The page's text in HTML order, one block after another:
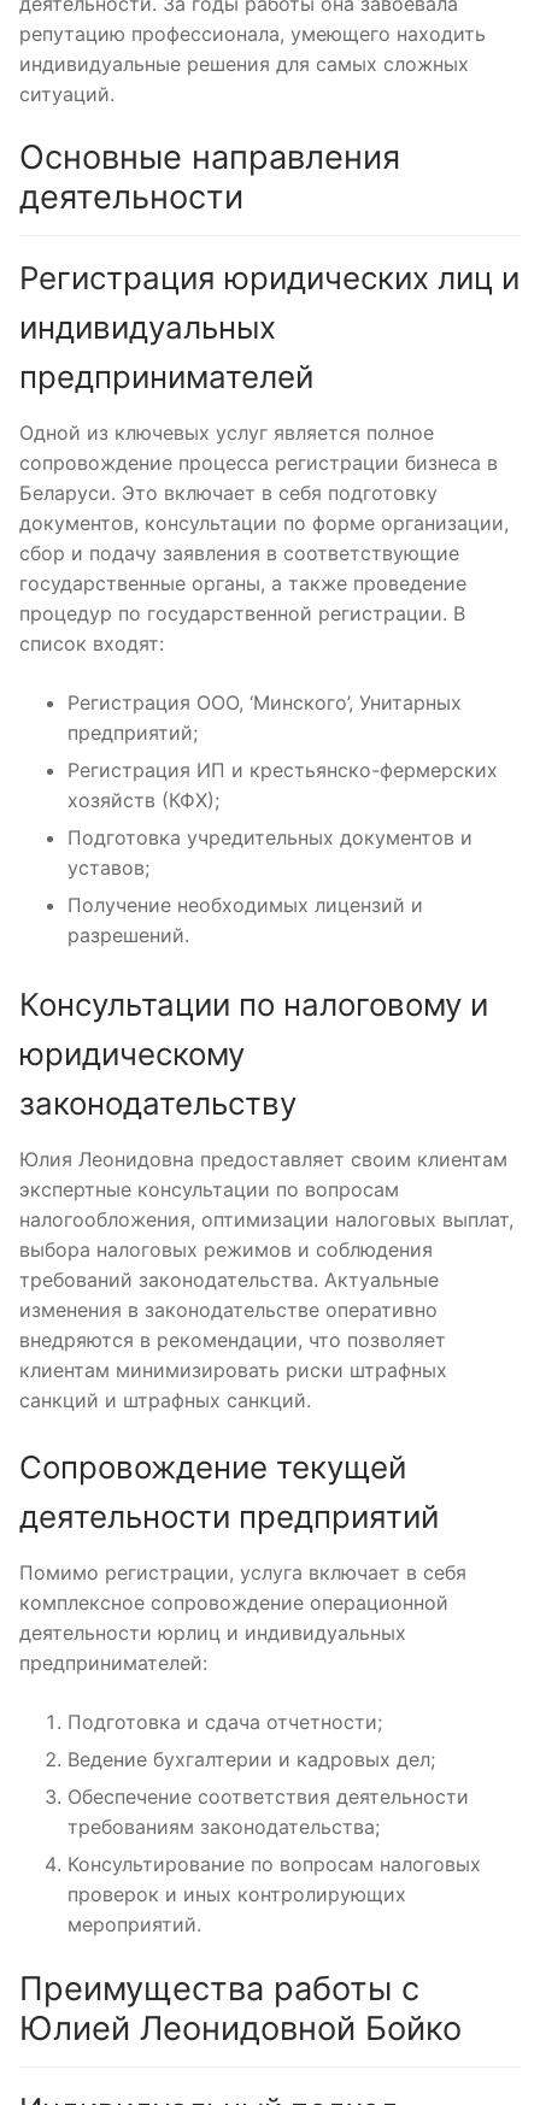
репутацию профессионала, умеющего находить
индивидуальные решения для самых сложных
ситуаций.
Основные направления
деятельности
Регистрация юридических лиц и
индивидуальных
предпринимателей
Одной из ключевых услуг является полное
сопровождение процесса регистрации бизнеса в
Беларуси. Это включает в себя подготовку
документов, консультации по форме организации,
сбор и подачу заявления в соответствующие
государственные органы, а также проведение
процедур по государственной регистрации. В
список входят:
Регистрация ООО, ‘Минского’, Унитарных
предприятий;
Регистрация ИП и крестьянско-фермерских
хозяйств (КФХ);
Подготовка учредительных документов и
уставов;
Получение необходимых лицензий и
разрешений.
Консультации по налоговому и
юридическому
законодательству
Юлия Леонидовна предоставляет своим клиентам
экспертные консультации по вопросам
налогообложения, оптимизации налоговых выплат,
выбора налоговых режимов и соблюдения
требований законодательства. Актуальные
изменения в законодательстве оперативно
внедряются в рекомендации, что позволяет
клиентам минимизировать риски штрафных
санкций и штрафных санкций.
Сопровождение текущей
деятельности предприятий
Помимо регистрации, услуга включает в себя
комплексное сопровождение операционной
деятельности юрлиц и индивидуальных
предпринимателей:
Подготовка и сдача отчетности;
Ведение бухгалтерии и кадровых дел;
Обеспечение соответствия деятельности
требованиям законодательства;
Консультирование по вопросам налоговых
проверок и иных контролирующих
мероприятий.
Преимущества работы с
Юлией Леонидовной Бойко